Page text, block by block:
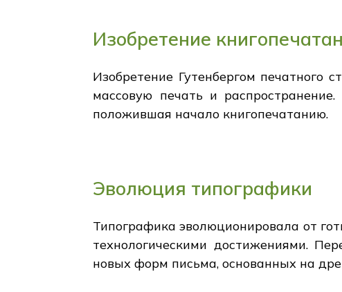
Изобретение
Изобретение Гутенбергом печатного
массовую печать и
положившая начало книгопечатанию.
Эволюция типографики
Типографика эволюционировала от
технологическими достижениями.
новых форм письма, основанных на